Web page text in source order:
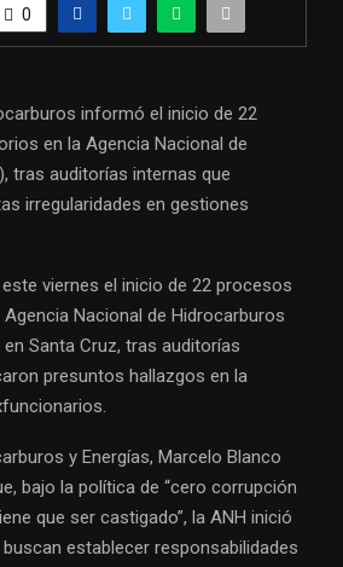
0
informó el inicio de 22
en la Agencia Nacional de
tras auditorías internas que
irregularidades en gestiones
viernes el inicio de 22 procesos
Nacional de Hidrocarburos
Santa Cruz, tras auditorías
presuntos hallazgos en la
y Energías, Marcelo Blanco
bajo la política de “cero corrupción
que ser castigado”, la ANH inició
establecer responsabilidades